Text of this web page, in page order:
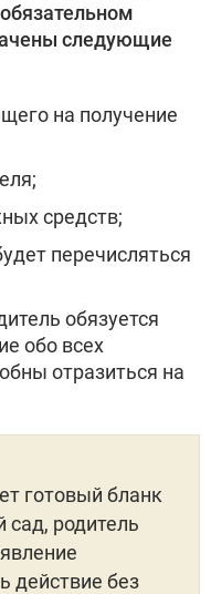
следующие
на получение
средств;
перечисляться
обязуется
обо всех
отразиться на
готовый бланк
сад, родитель
действие без